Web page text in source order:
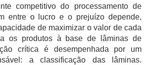
competitivo do processamento de
entre o lucro e o prejuízo depende,
de maximizar o valor de cada
os produtos à base de lâminas de
crítica é desempenhada por um
a classificação das lâminas.